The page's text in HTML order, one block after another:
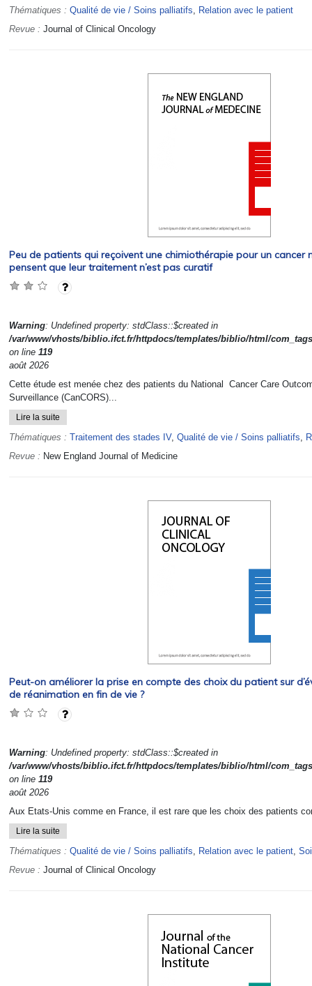
Thématiques : Qualité de vie / Soins palliatifs, Relation avec le patient
Revue : Journal of Clinical Oncology
Peu de patients qui reçoivent une chimiothérapie pour un cancer
pensent que leur traitement n’est pas curatif
Warning: Undefined property: stdClass::$created in
/var/www/vhosts/biblio.ifct.fr/httpdocs/templates/biblio/html/
on line 119
août 2026
Cette étude est menée chez des patients du National Cancer Care
Surveillance (CanCORS)...
Lire la suite
Thématiques : Traitement des stades IV, Qualité de vie / Soins palliatifs,
Revue : New England Journal of Medicine
Peut-on améliorer la prise en compte des choix du patient sur
de réanimation en fin de vie ?
Warning: Undefined property: stdClass::$created in
/var/www/vhosts/biblio.ifct.fr/httpdocs/templates/biblio/html/
on line 119
août 2026
Aux Etats-Unis comme en France, il est rare que les choix des patients
Lire la suite
Thématiques : Qualité de vie / Soins palliatifs, Relation avec le patient,
Revue : Journal of Clinical Oncology